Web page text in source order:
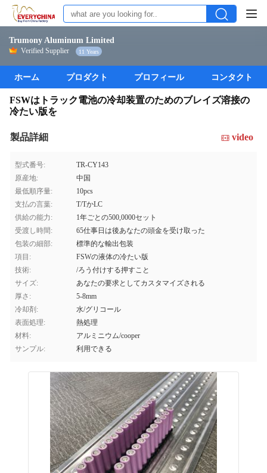
Trumony Aluminum Limited
Verified Supplier 11 Years
ホーム プロダクト プロフィール コンタクト
FSWはトラック電池の冷却装置のためのブレイズ溶接の
冷たい版を
製品詳細 video
型式番号:
TR-CY143
原産地:
中国
最低順序量:
10pcs
支払の言葉:
T/TかLC
供給の能力:
1年ごとの500,0000セット
受渡し時間:
65仕事日は後あなたの頭金を受け取った
包装の細部:
標準的な輸出包装
項目:
FSWの液体の冷たい版
技術:
/ろう付けする押すこと
サイズ:
あなたの要求としてカスタマイズされる
厚さ:
5-8mm
冷却剤:
水/グリコール
表面処理:
熱処理
材料:
アルミニウム/cooper
サンプル:
利用できる